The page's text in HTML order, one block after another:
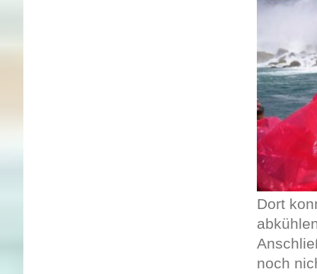
Dort
noch